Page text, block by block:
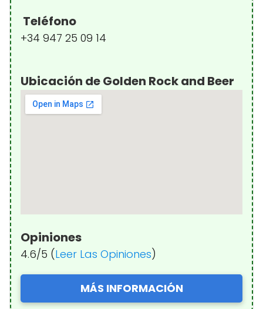
Teléfono
+34 947 25 09 14
Ubicación de Golden Rock and Beer
Opiniones
4.6/5 (Leer Las Opiniones)
MÁS INFORMACIÓN